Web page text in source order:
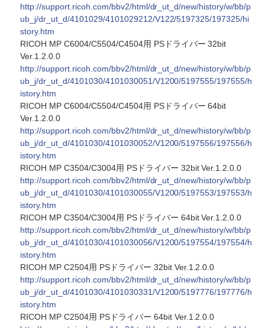
http://support.ricoh.com/bbv2/html/dr_ut_d/new/history/w/bb/p
ub_j/dr_ut_d/4101029/4101029212/V122/5197325/197325/hi
story.htm
RICOH MP C6004/C5504/C4504用 PSドライバー 32bit
Ver.1.2.0.0
http://support.ricoh.com/bbv2/html/dr_ut_d/new/history/w/bb/p
ub_j/dr_ut_d/4101030/4101030051/V1200/5197555/197555/h
istory.htm
RICOH MP C6004/C5504/C4504用 PSドライバー 64bit
Ver.1.2.0.0
http://support.ricoh.com/bbv2/html/dr_ut_d/new/history/w/bb/p
ub_j/dr_ut_d/4101030/4101030052/V1200/5197556/197556/h
istory.htm
RICOH MP C3504/C3004用 PSドライバー 32bit Ver.1.2.0.0
http://support.ricoh.com/bbv2/html/dr_ut_d/new/history/w/bb/p
ub_j/dr_ut_d/4101030/4101030055/V1200/5197553/197553/h
istory.htm
RICOH MP C3504/C3004用 PSドライバー 64bit Ver.1.2.0.0
http://support.ricoh.com/bbv2/html/dr_ut_d/new/history/w/bb/p
ub_j/dr_ut_d/4101030/4101030056/V1200/5197554/197554/h
istory.htm
RICOH MP C2504用 PSドライバー 32bit Ver.1.2.0.0
http://support.ricoh.com/bbv2/html/dr_ut_d/new/history/w/bb/p
ub_j/dr_ut_d/4101030/4101030331/V1200/5197776/197776/h
istory.htm
RICOH MP C2504用 PSドライバー 64bit Ver.1.2.0.0